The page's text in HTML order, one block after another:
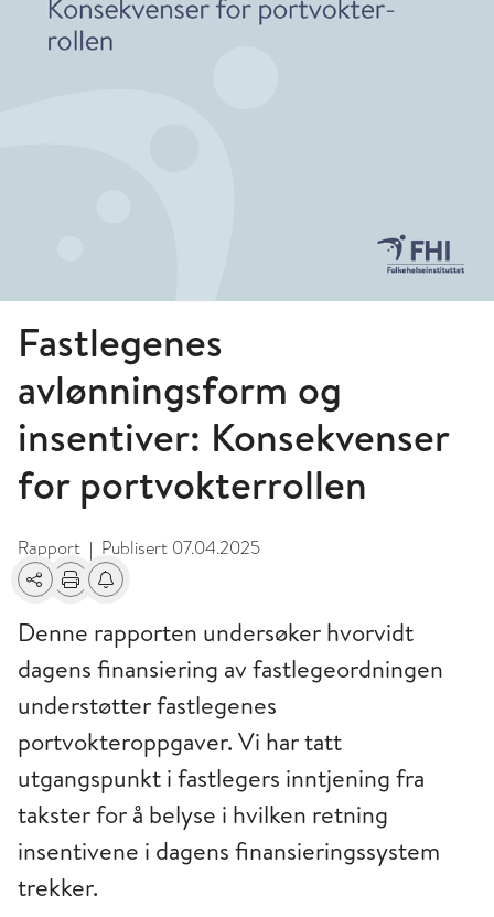
Fastlegenes
avlønningsform og
insentiver: Konsekvenser
for portvokterrollen
Rapport | Publisert 07.04.2025
Del Skriv utFå varsel om endringer
Denne rapporten undersøker hvorvidt
dagens finansiering av fastlegeordningen
understøtter fastlegenes
portvokteroppgaver. Vi har tatt
utgangspunkt i fastlegers inntjening fra
takster for å belyse i hvilken retning
insentivene i dagens finansieringssystem
trekker.